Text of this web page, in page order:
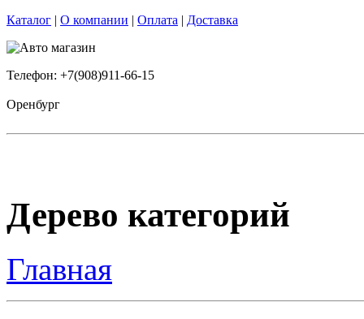
Каталог | О компании | Оплата | Доставка
Телефон: +7(908)911-66-15
Оренбург
Дерево категорий
Главная